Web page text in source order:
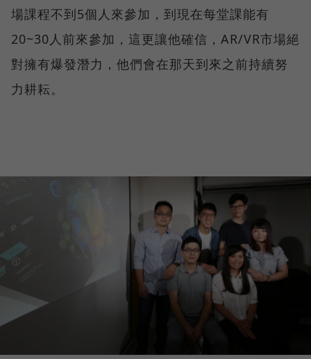
場課程不到5個人來參加，到現在每堂課能有
20~30人前來參加，這更讓他確信，AR/VR市場絕
對擁有爆發潛力，他們會在那天到來之前持續努
力耕耘。